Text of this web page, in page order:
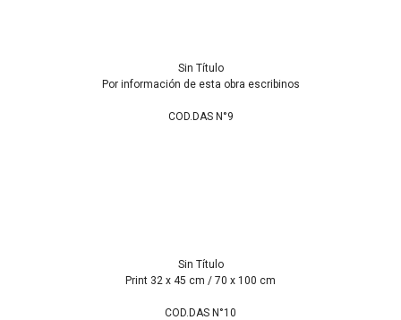
Sin Título
Por información de esta obra escribinos
COD.DAS N°9
Sin Título
Print 32 x 45 cm / 70 x 100 cm
COD.DAS N°10